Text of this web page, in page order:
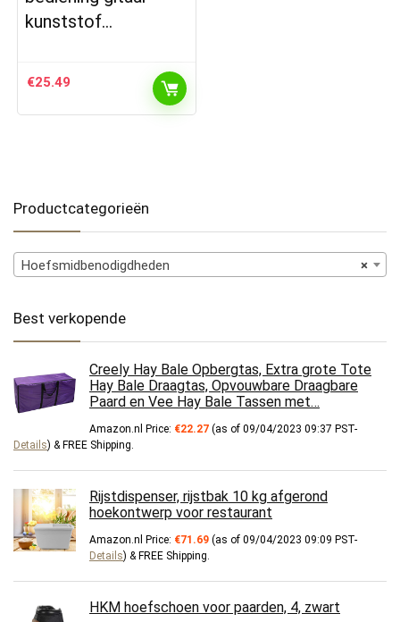
kunststof…
€25.49
Productcategorieën
×
Hoefsmidbenodigdheden
Best verkopende
Creely Hay Bale Opbergtas, Extra grote Tote
Hay Bale Draagtas, Opvouwbare Draagbare
Paard en Vee Hay Bale Tassen met…
Amazon.nl Price: €22.27 (as of 09/04/2023 09:37 PST-
Details) & FREE Shipping.
Rijstdispenser, rijstbak 10 kg afgerond
hoekontwerp voor restaurant
Amazon.nl Price: €71.69 (as of 09/04/2023 09:09 PST-
Details) & FREE Shipping.
HKM hoefschoen voor paarden, 4, zwart